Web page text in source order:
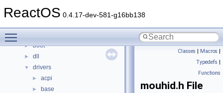
ReactOS 0.4.17-dev-581-g16bb138
▼ Files
► boot
► dll
▼ drivers
► acpi
► base
Classes | Macros |
Typedefs |
Functions
mouhid.h File